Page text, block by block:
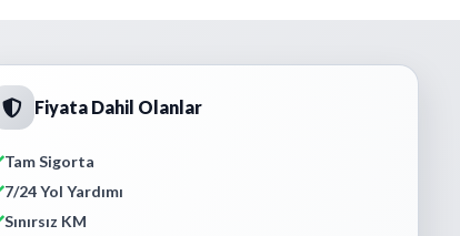
Fiyata Dahil Olanlar
Tam Sigorta
7/24 Yol Yardımı
Sınırsız KM